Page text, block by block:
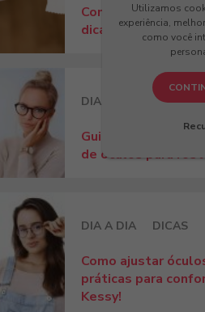
Como tirar mancha
dicas e produtos
DIA A DIA DICAS
Guia completo:
de óculos para
DIA A DIA DICAS
Como ajustar
práticas para
Kessy!
Utilizamos
experiência,
como você